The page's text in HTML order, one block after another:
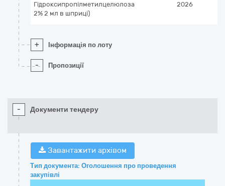
Гідроксипропілметилцелюлоза
2% 2 мл в шприці)
2026
+ Інформація по лоту
- Пропозиції
- Документи тендеру
Завантажити архівом
Тип документа: Оголошення про проведення
закупівлі